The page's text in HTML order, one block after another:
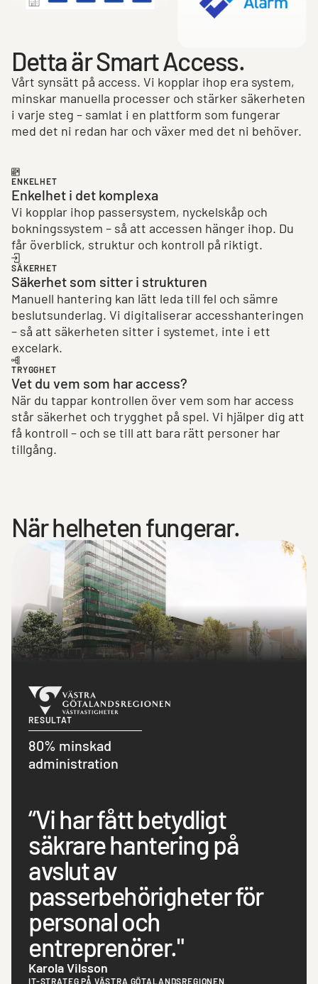
Detta är Smart Access.
Vårt synsätt på access. Vi kopplar ihop era system,
minskar manuella processer och stärker säkerheten
i varje steg – samlat i en plattform som fungerar
med det ni redan har och växer med det ni behöver.
ENKELHET
Enkelhet i det komplexa
Vi kopplar ihop passersystem, nyckelskåp och
bokningssystem – så att accessen hänger ihop. Du
får överblick, struktur och kontroll på riktigt.
SÄKERHET
Säkerhet som sitter i strukturen
Manuell hantering kan lätt leda till fel och sämre
beslutsunderlag. Vi digitaliserar accesshanteringen
– så att säkerheten sitter i systemet, inte i ett
excelark.
TRYGGHET
Vet du vem som har access?
När du tappar kontrollen över vem som har access
står säkerhet och trygghet på spel. Vi hjälper dig att
få kontroll – och se till att bara rätt personer har
tillgång.
När helheten fungerar.
RESULTAT
80% minskad
administration
“Vi har fått betydligt
säkrare hantering på
avslut av
passerbehörigheter för
personal och
entreprenörer."
Karola Vilsson
IT-STRATEG PÅ VÄSTRA GÖTALANDSREGIONEN